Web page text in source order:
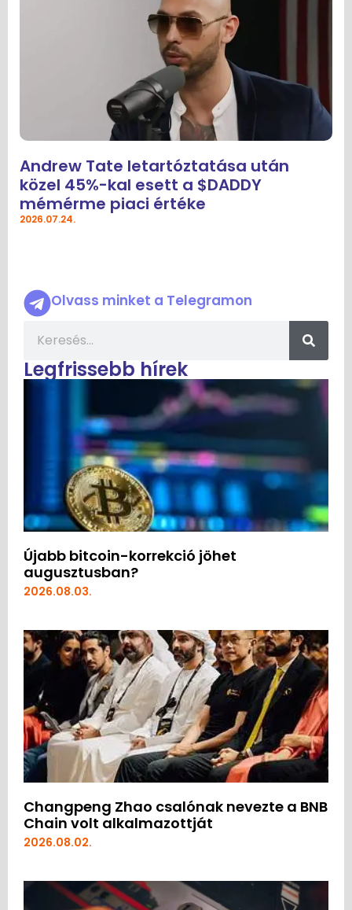
Andrew Tate letartóztatása után
közel 45%-kal esett a $DADDY
mémérme piaci értéke
2026.07.24.
Olvass minket a Telegramon
Legfrissebb hírek
Újabb bitcoin-korrekció jöhet
augusztusban?
2026.08.03.
Changpeng Zhao csalónak nevezte a BNB
Chain volt alkalmazottját
2026.08.02.